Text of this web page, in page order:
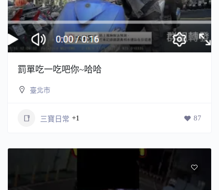
罰單吃一吃吧你~哈哈
臺北市
三寶日常 +1 87